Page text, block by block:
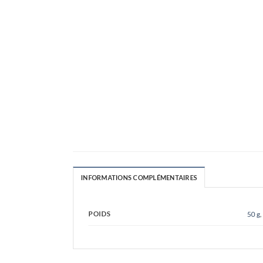
INFORMATIONS COMPLÉMENTAIRES
POIDS 50 g,